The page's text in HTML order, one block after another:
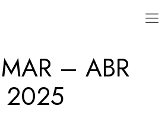
– ABR
2025